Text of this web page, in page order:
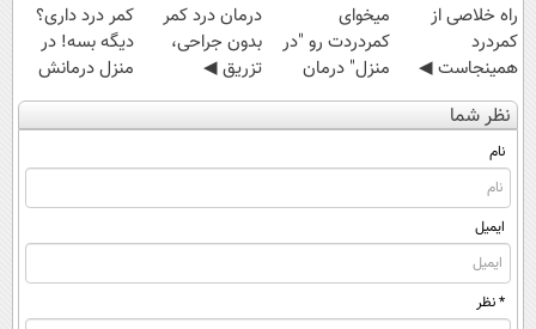
‌راه خلاصی از
کمردرد
همینجاست ◀
فقط کافیه فرم
رو پر کنی!
میخوای
کمردردت رو "در
منزل" درمان
کنی؟ (◂فیلم +
◂پرسش‌نامه)
درمان درد کمر
بدون جراحی،
تزریق ◀
پرسش‌نامه رو پر
کن ▶
کمر درد داری؟
دیگه بسه! در
منزل درمانش
کن
(◀پرسش‌نامه)
نظر شما
نام
ایمیل
* نظر